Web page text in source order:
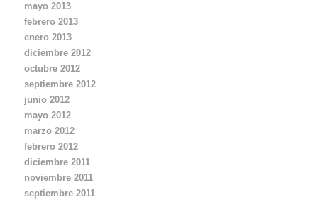
mayo 2013
febrero 2013
enero 2013
diciembre 2012
octubre 2012
septiembre 2012
junio 2012
mayo 2012
marzo 2012
febrero 2012
diciembre 2011
noviembre 2011
septiembre 2011